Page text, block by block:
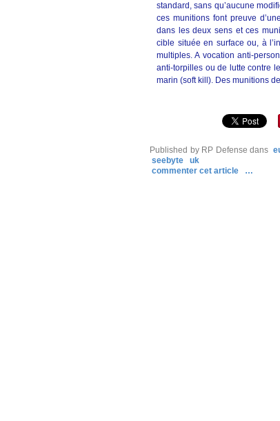
standard, sans qu’aucune
ces munitions font preuve
dans les deux sens et ces
cible située en surface ou, à
multiples. A vocation anti-
anti-torpilles ou de lutte contre
marin (soft kill). Des munitions
Published by RP Defense dans
seebyte
uk
commenter cet article
…